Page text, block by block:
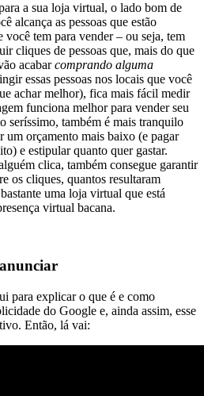
a sua loja virtual, o lado bom de
alcança as pessoas que estão
você tem para vender – ou seja, tem
cliques de pessoas que, mais do que
acabarcomprando alguma
essas pessoas nos locais que você
achar melhor), fica mais fácil medir
funciona melhor para vender seu
seríssimo, também é mais tranquilo
um orçamento mais baixo (e pagar
e estipular quanto quer gastar.
clica, também consegue garantir
os cliques, quantos resultaram
uma loja virtual que está
virtual bacana.
para explicar o que é e como
do Google e, ainda assim, esse
Então, lá vai: